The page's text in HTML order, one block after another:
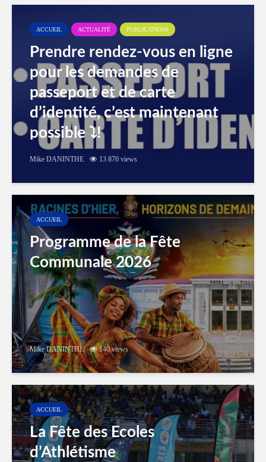
ACCUEIL ACTUALITÉ PUBLICATIONS
Prendre rendez-vous en ligne
pour les demandes de
passeport et de carte
d’identité, c’est maintenant
possible ⤵️!
Mike DANINTHE 13 870 views
ACCUEIL
Programme de la Fête
Communale 2026
Mike DANINTHE 140 views
ACCUEIL
La Fête des Ecoles
d’Athlétisme